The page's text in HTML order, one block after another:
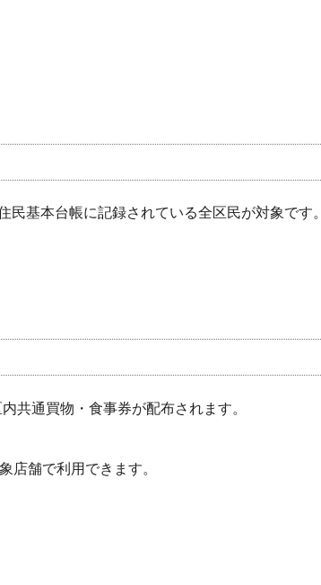
民基本台帳に記録されている全区民が対象です。
共通買物・食事券が配布されます。
店舗で利用できます。